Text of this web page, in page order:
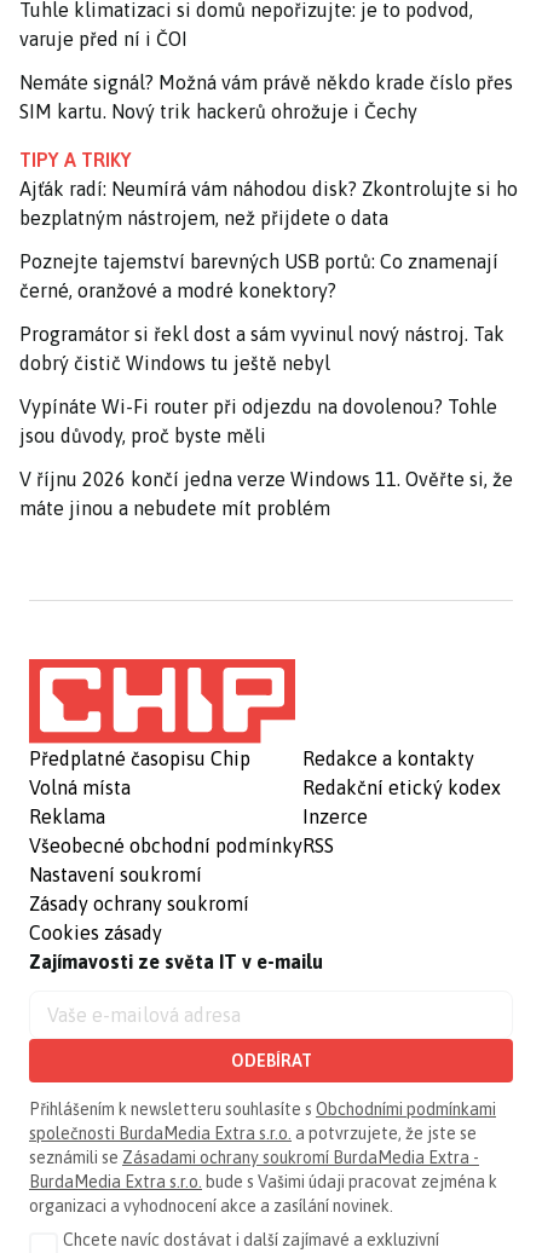
Tuhle klimatizaci si domů nepořizujte: je to podvod,
varuje před ní i ČOI
Nemáte signál? Možná vám právě někdo krade číslo přes
SIM kartu. Nový trik hackerů ohrožuje i Čechy
TIPY A TRIKY
Ajťák radí: Neumírá vám náhodou disk? Zkontrolujte si ho
bezplatným nástrojem, než přijdete o data
Poznejte tajemství barevných USB portů: Co znamenají
černé, oranžové a modré konektory?
Programátor si řekl dost a sám vyvinul nový nástroj. Tak
dobrý čistič Windows tu ještě nebyl
Vypínáte Wi-Fi router při odjezdu na dovolenou? Tohle
jsou důvody, proč byste měli
V říjnu 2026 končí jedna verze Windows 11. Ověřte si, že
máte jinou a nebudete mít problém
Předplatné časopisu Chip
Volná místa
Reklama
Všeobecné obchodní podmínky
Nastavení soukromí
Zásady ochrany soukromí
Cookies zásady
Redakce a kontakty
Redakční etický kodex
Inzerce
RSS
Zajímavosti ze světa IT v e-mailu
ODEBÍRAT
Přihlášením k newsletteru souhlasíte s Obchodními podmínkami
společnosti BurdaMedia Extra s.r.o. a potvrzujete, že jste se
seznámili se Zásadami ochrany soukromí BurdaMedia Extra -
BurdaMedia Extra s.r.o. bude s Vašimi údaji pracovat zejména k
organizaci a vyhodnocení akce a zasílání novinek.
Chcete navíc dostávat i další zajímavé a exkluzivní